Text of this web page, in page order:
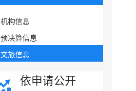
机构信息
预决算信息
文旅信息
依申请公开